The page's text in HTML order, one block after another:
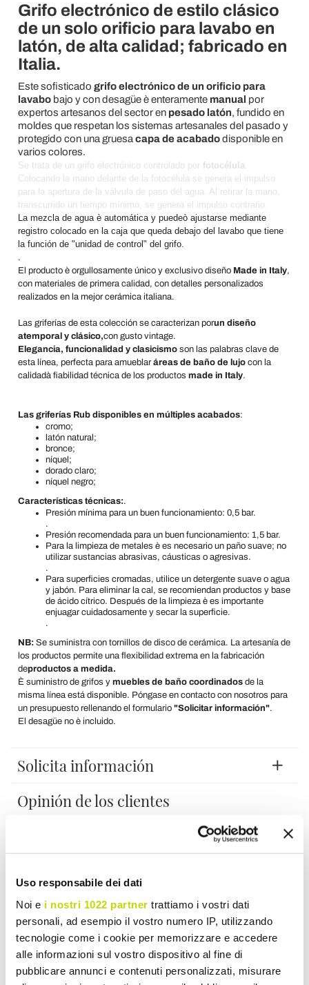
Uso responsabile dei dati
Noi e i nostri 1022 partner trattiamo i vostri dati
personali, ad esempio il vostro numero IP, utilizzando
tecnologie come i cookie per memorizzare e accedere
alle informazioni sul vostro dispositivo al fine di
pubblicare annunci e contenuti personalizzati, misurare
Grifo electrónico de estilo clásico
de un solo orificio para lavabo en
latón, de alta calidad; fabricado en
Italia.
Este sofisticado grifo electrónico de un orificio para
lavabo bajo y con desagüe è enteramente manual por
expertos artesanos del sector en pesado latón, fundido en
moldes que respetan los sistemas artesanales del pasado y
protegido con una gruesa capa de acabadodisponible en
varios colores.
Se trata de un grifo electrónico controlado por fotocélula
Colocando la mano delante de la fotocélula se genera el impulso
para la apertura de la válvula de paso del agua. Al retirar la mano,
transcurrido un tiempo mínimo, se genera el impulso contrario.
La mezcla de agua è automática y puedeò ajustarse mediante
registro colocado en la caja que queda debajo del lavabo que tiene
la función de "unidad de control" del grifo.
.
El producto è orgullosamente único y exclusivo diseño Made in Italy,
con materiales de primera calidad, con detalles personalizados
realizados en la mejor cerámica italiana.
Las griferías de esta colección se caracterizan porun diseño
atemporal y clásico,con gusto vintage.
Elegancia, funcionalidad y clasicismoson las palabras clave de
esta línea, perfecta para amueblaráreas de baño de lujocon la
calidadà fiabilidad técnica de los productos made in Italy.
Las griferías Rub disponibles en múltiples acabados:
cromo;
latón natural;
bronce;
níquel;
dorado claro;
níquel negro;
Características técnicas:.
Presión mínima para un buen funcionamiento: 0,5 bar.
.
Presión recomendada para un buen funcionamiento: 1,5 bar.
Para la limpieza de metales è es necesario un paño suave; no
utilizar sustancias abrasivas, cáusticas o agresivas.
.
Para superficies cromadas, utilice un detergente suave o agua
y jabón. Para eliminar la cal, se recomiendan productos y base
de ácido cítrico. Después de la limpieza è es importante
enjuagar cuidadosamente y secar la superficie.
.
NB: Se suministra con tornillos de disco de cerámica. La artesanía de
los productos permite una flexibilidad extrema en la fabricación
deproductos a medida.
È suministro de grifos y muebles de baño coordinadosde la
misma línea está disponible. Póngase en contacto con nosotros para
un presupuesto rellenando el formulario "Solicitar información".
El desagüe no è incluido.
Solicita información
Opinión de los clientes
Hay que conectarte para dejar tu opinión.
Envía tu opinión sobre este producto. Imprime